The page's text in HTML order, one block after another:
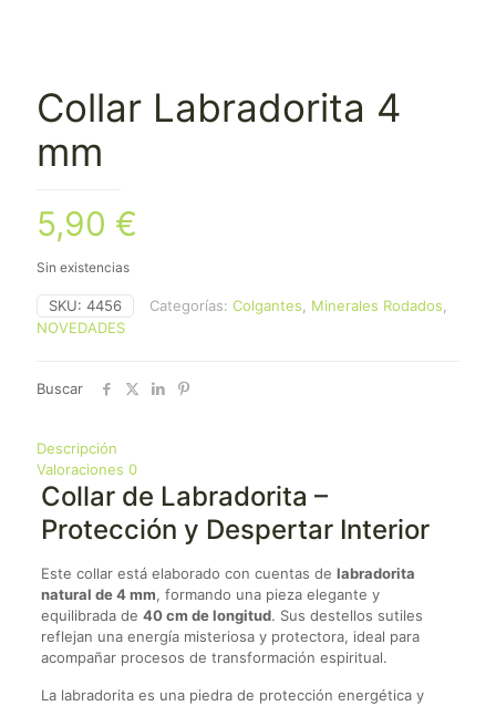
Collar Labradorita 4
mm
5,90 €
Sin existencias
SKU: 4456 Categorías: Colgantes, Minerales Rodados,
NOVEDADES
Buscar
Descripción
Valoraciones 0
Collar de Labradorita –
Protección y Despertar Interior
Este collar está elaborado con cuentas de labradorita
natural de 4 mm, formando una pieza elegante y
equilibrada de 40 cm de longitud. Sus destellos sutiles
reflejan una energía misteriosa y protectora, ideal para
acompañar procesos de transformación espiritual.
La labradorita es una piedra de protección energética y